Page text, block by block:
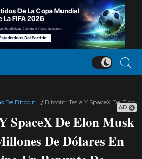
AD
De Bitcoin / Bitcoin: Tesla Y SpaceX De Elon
SpaceX De Elon Musk
De Dólares En